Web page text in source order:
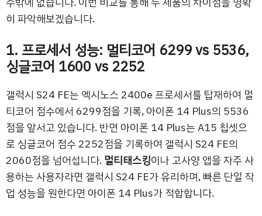
히 파악해보겠습니다.
1. 프로세서 성능: 멀티코어 6299 vs 5536,
싱글코어 1600 vs 2252
갤럭시 S24 FE는 엑시노스 2400e 프로세서를 탑재하여 멀
티코어 점수에서 6299점을 기록, 아이폰 14 Plus의 5536
점을 앞서고 있습니다. 반면 아이폰 14 Plus는 A15 칩셋으
로 싱글코어 점수 2252점을 기록하여 갤럭시 S24 FE의
2060점을 넘어섭니다. 멀티태스킹이나 고사양 앱을 자주 사
용하는 사용자라면 갤럭시 S24 FE가 유리하며, 빠른 단일 작
업 성능을 원한다면 아이폰 14 Plus가 적합합니다.